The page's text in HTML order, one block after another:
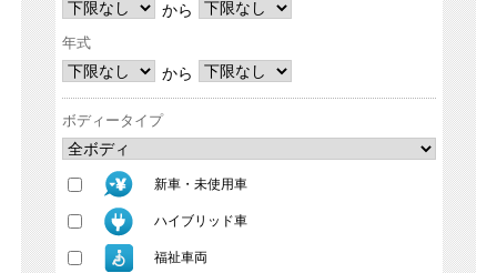
から
年式
から
ボディータイプ
新車・未使用車
ハイブリッド車
福祉車両